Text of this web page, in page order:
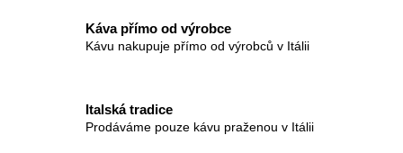
Káva přímo od výrobce
Kávu nakupuje přímo od výrobců v Itálii
Italská tradice
Prodáváme pouze kávu praženou v Itálii